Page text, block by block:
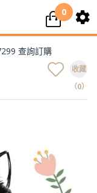
查詢訂購
0
收藏
（0）